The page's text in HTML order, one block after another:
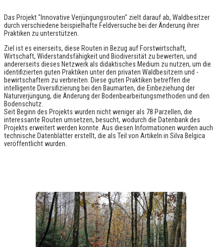
Das Projekt "Innovative Verjüngungsrouten" zielt darauf ab, Waldbesitzer
durch verschiedene beispielhafte Feldversuche bei der Änderung ihrer
Praktiken zu unterstützen.
Ziel ist es einerseits, diese Routen in Bezug auf Forstwirtschaft,
Wirtschaft, Widerstandsfähigkeit und Biodiversität zu bewerten, und
andererseits dieses Netzwerk als didaktisches Medium zu nutzen, um die
identifizierten guten Praktiken unter den privaten Waldbesitzern und -
bewirtschaftern zu verbreiten. Diese guten Praktiken betreffen die
intelligente Diversifizierung bei den Baumarten, die Einbeziehung der
Naturverjüngung, die Änderung der Bodenbearbeitungsmethoden und den
Bodenschutz.
Seit Beginn des Projekts wurden nicht weniger als 78 Parzellen, die
interessante Routen umsetzen, besucht, wodurch die Datenbank des
Projekts erweitert werden konnte. Aus diesen Informationen wurden auch
technische Datenblätter erstellt, die als Teil von Artikeln in Silva Belgica
veröffentlicht wurden.